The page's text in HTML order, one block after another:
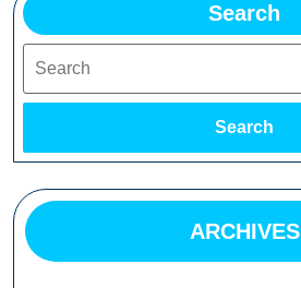
Search
Search
ARCHIVES